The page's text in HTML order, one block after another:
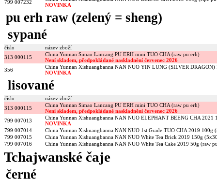
799 007232
NOVINKA
pu erh raw (zelený = sheng)
sypané
číslo
název zboží
313 000115
China Yunnan Simao Lancang PU ERH mini TUO CHA (raw pu erh)
Není skladem, předpokládané naskladnění červenec 2026
356
China Yunnan Xishuangbanna NAN NUO YIN LUNG (SILVER DRAGON)
NOVINKA
lisované
číslo
název zboží
313 000115
China Yunnan Simao Lancang PU ERH mini TUO CHA (raw pu erh)
Není skladem, předpokládané naskladnění červenec 2026
799 007013
China Yunnan Xishuangbanna NAN NUO ELEPHANT BEENG CHA 2021
NOVINKA
799 007014
China Yunnan Xishuangbanna NAN NUO 1st Grade TUO CHA 2019 100g
799 007015
China Yunnan Xishuangbanna NAN NUO White Tea Brick 2019 150g
799 007016
China Yunnan Xishuangbanna NAN NUO White Tea Cake 2019 50g (raw
Tchajwanské čaje
černé